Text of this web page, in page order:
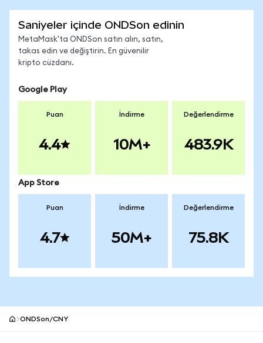
Saniyeler içinde ONDSon edinin
MetaMask'ta ONDSon satın alın, satın,
takas edin ve değiştirin. En güvenilir
kripto cüzdanı.
Google Play
Puan
4.4
İndirme
10M+
Değerlendirme
483.9K
App Store
Puan
4.7
İndirme
50M+
Değerlendirme
75.8K
ONDSon/CNY